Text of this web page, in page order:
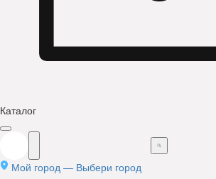
Каталог
Мой город — Выбери город